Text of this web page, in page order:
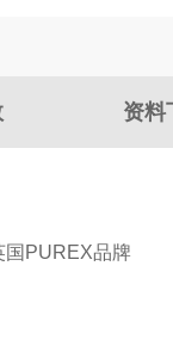
资料
国PUREX品牌